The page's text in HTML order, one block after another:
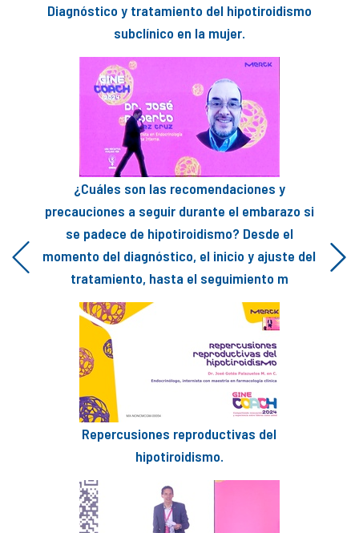
Diagnóstico y tratamiento del hipotiroidismo
subclínico en la mujer.
¿Cuáles son las recomendaciones y
precauciones a seguir durante el embarazo si
se padece de hipotiroidismo? Desde el
momento del diagnóstico, el inicio y ajuste del
tratamiento, hasta el seguimiento m
Repercusiones reproductivas del
hipotiroidismo.
Next